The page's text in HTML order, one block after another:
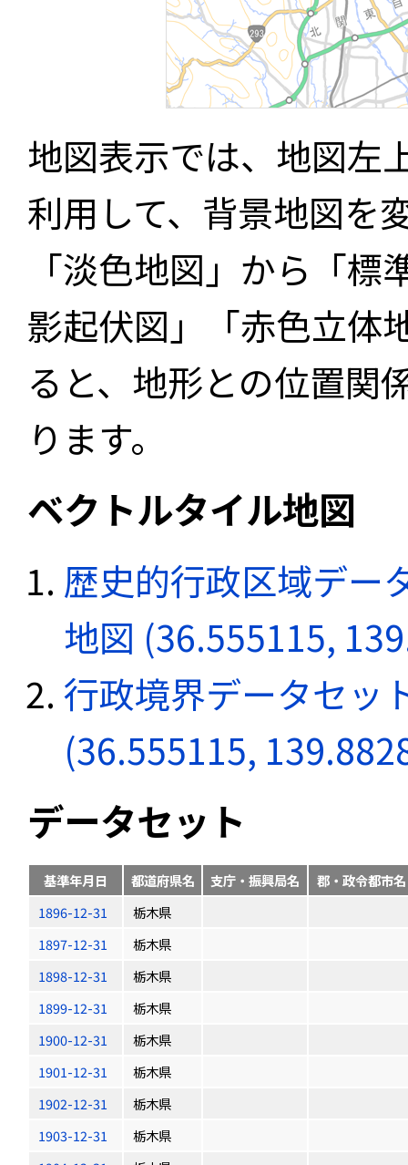
地図表示では、地図左
利用して、背景地図を
「淡色地図」から「
影起伏図」「赤色立体
ると、地形との位置関
ります。
ベクトルタイル地図
歴史的行政区域デー
地図 (36.555115,
行政境界データセッ
(36.555115,
データセット
基準年月日 都道府県名 支庁・振興局名
郡・政令都市名
1896-12-31
栃木県
1897-12-31
栃木県
1898-12-31
栃木県
1899-12-31
栃木県
1900-12-31
栃木県
1901-12-31
栃木県
1902-12-31
栃木県
1903-12-31
栃木県